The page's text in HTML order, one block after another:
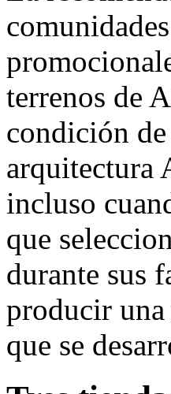
terrenos de
condición
arquitectura
incluso
que
durante sus
producir una
que se